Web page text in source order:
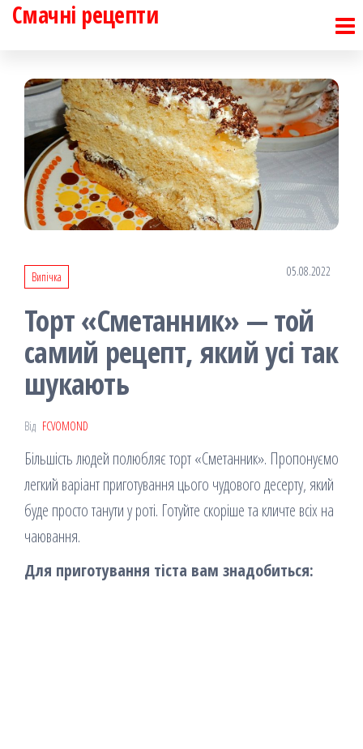
Перейти
Смачні рецепти
Випічка 05.08.2022
Торт «Сметанник» — той
самий рецепт, який усі так
шукають
Від FCVOMOND
Більшість людей полюбляє торт «Сметанник». Пропонуємо
легкий варіант приготування цього чудового десерту, який
буде просто танути у роті. Готуйте скоріше та кличте всіх на
чаювання.
Для приготування тіста вам знадобиться: